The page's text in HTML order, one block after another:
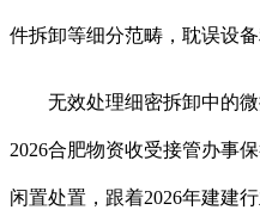
件拆卸等细分范畴，耽误设备
无效处理细密拆卸中的微
2026合肥物资收受接管办事
闲置处置，跟着2026年建建